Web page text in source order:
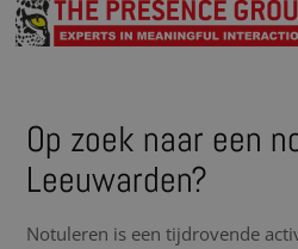
Op zoek naar een
Leeuwarden?
Notuleren is een tijdrovende